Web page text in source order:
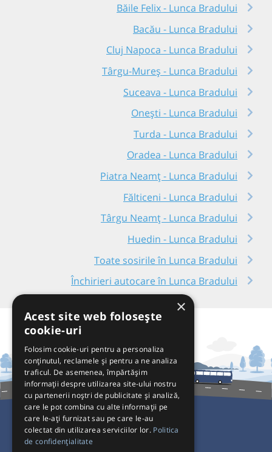
Băile Felix - Lunca Bradului
Bacău - Lunca Bradului
Cluj Napoca - Lunca Bradului
Târgu-Mureș - Lunca Bradului
Suceava - Lunca Bradului
Onești - Lunca Bradului
Turda - Lunca Bradului
Oradea - Lunca Bradului
Piatra Neamț - Lunca Bradului
Fălticeni - Lunca Bradului
Târgu Neamț - Lunca Bradului
Huedin - Lunca Bradului
Toate sosirile în Lunca Bradului
Închirieri autocare în Lunca Bradului
Pentru Călători
×
Acest site web folosește
cookie-uri
Folosim cookie-uri pentru a personaliza
conținutul, reclamele și pentru a ne analiza
traficul. De asemenea, împărtășim
informații despre utilizarea site-ului nostru
cu partenerii noștri de publicitate și analiză,
care le pot combina cu alte informații pe
care le-ați furnizat sau pe care le-au
colectat din utilizarea serviciilor lor. Politica
de confidențialitate